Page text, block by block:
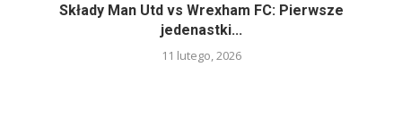
Składy Man Utd vs Wrexham FC: Pierwsze
jedenastki...
11 lutego, 2026